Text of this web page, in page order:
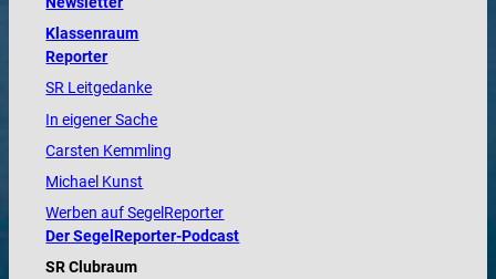
Klassenraum
Reporter
SR Leitgedanke
In eigener Sache
Carsten Kemmling
Michael Kunst
Werben auf SegelReporter
Der SegelReporter-Podcast
SR Clubraum